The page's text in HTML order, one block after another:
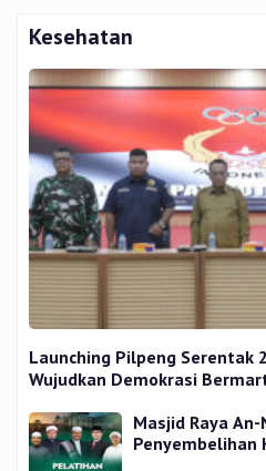
Kesehatan
Launching Pilpeng Serentak
Wujudkan Demokrasi
Masjid Raya
Penyembelihan